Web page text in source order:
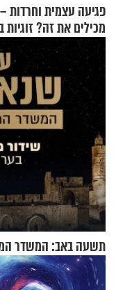
פגיעה עצמית וחרדות
מכילים את זה? זוגיות
הפעם עם יהודית
תשעה באב: המשדר